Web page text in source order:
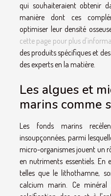
qui souhaiteraient obtenir
manière dont ces
optimiser leur densité
cette page pour plus
des produits spécifiques et
des experts en la matière.
Les algues et
marins comme
Les fonds marins
insoupçonnées, parmi
micro-organismes jouent un
en nutriments essentiels. En
telles que le lithothamne,
calcium marin. Ce